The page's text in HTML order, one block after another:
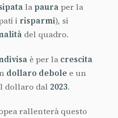
la pauraper la
i risparmi), si
del quadro.
è per la crescita
dollaro debole e un
dollaro dal 2023.
rallenterà questo